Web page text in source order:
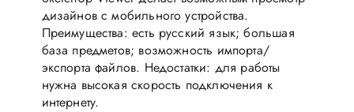
дизайнов с мобильного устройства.
Преимущества: есть русский язык; большая
база предметов; возможность импорта/
экспорта файлов. Недостатки: для работы
нужна высокая скорость подключения к
интернету.